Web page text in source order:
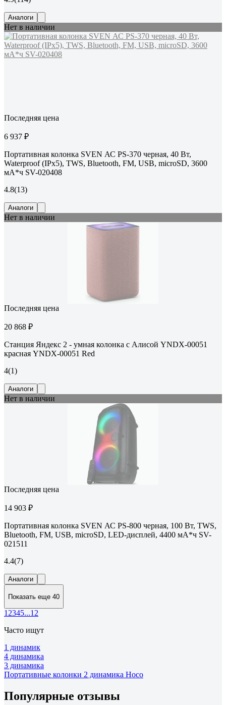
Аналоги
Нет в наличии
Последняя цена
6 937 ₽
Портативная колонка SVEN АС PS-370 черная, 40 Вт,
Waterproof (IPx5), TWS, Bluetooth, FM, USB, microSD, 3600
мА*ч SV-020408
4.8(13)
Аналоги
Нет в наличии
Последняя цена
20 868 ₽
Станция Яндекс 2 - умная колонка с Алисой YNDX-00051
красная YNDX-00051 Red
4(1)
Аналоги
Нет в наличии
Последняя цена
14 903 ₽
Портативная колонка SVEN АС PS-800 черная, 100 Вт, TWS,
Bluetooth, FM, USB, microSD, LED-дисплей, 4400 мА*ч SV-
021511
4.4(7)
Аналоги
Показать еще 40
1 2345...12
Часто ищут
1 динамик
4 динамика
3 динамика
Портативные колонки 2 динамика Hoco
Популярные отзывы